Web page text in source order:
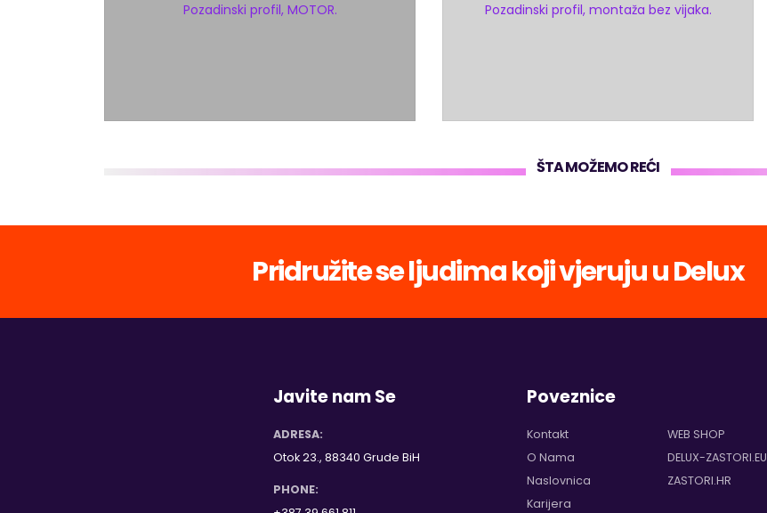
Pozadinski profil, MOTOR. Pozadinski profil, montaža bez vijaka.
ŠTA MOŽEMO REĆI
Pridružite se ljudima koji vjeruju u Delux
Javite nam Se
ADRESA:
Otok 23., 88340 Grude BiH
PHONE:
Poveznice
Kontakt
O Nama
Naslovnica
Karijera
WEB SHOP
DELUX-ZASTORI.EU
ZASTORI.HR